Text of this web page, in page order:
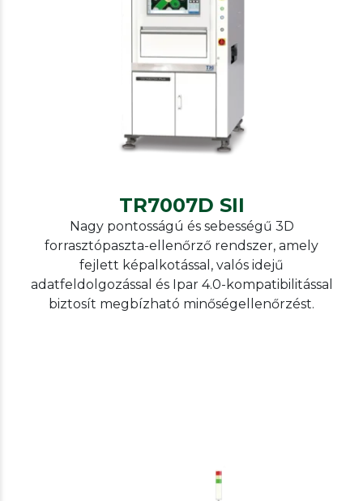
TRI
SPI
TR7007D SII
TR7007D SII
Nagy pontosságú és sebességű 3D
forrasztópaszta-ellenőrző rendszer, amely
fejlett képalkotással, valós idejű
adatfeldolgozással és Ipar 4.0-kompatibilitással
biztosít megbízható minőségellenőrzést.